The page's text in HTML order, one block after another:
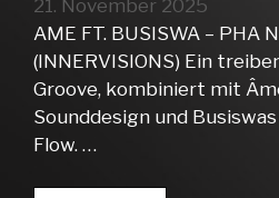
21. November 2025
AME FT. BUSISWA – PHA
(INNERVISIONS) Ein
Groove, kombiniert mit
Sounddesign und
Flow. …